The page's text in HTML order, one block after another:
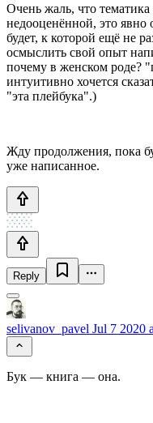
Очень жаль, что тематика
недооценённой, это явно
будет, к которой ещё не
осмыслить свой опыт
почему в женском роде?
интуитивно хочется
"эта плейбука".)
Жду продолжения, пока
уже написанное.
Reply
selivanov_pavel Jul 7 2020
Бук — книга — она.